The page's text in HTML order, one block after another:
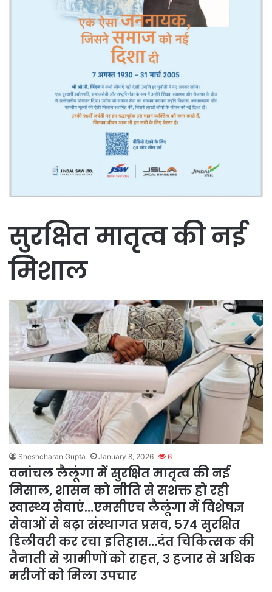
सुरक्षित मातृत्व की नई
मिशाल
Sheshcharan Gupta January 8, 2026 6
वनांचल लैलूंगा में सुरक्षित मातृत्व की नई
मिसाल, शासन को नीति से सशक्त हो रही
स्वास्थ्य सेवाएं…एमसीएच लैलूंगा में विशेषज्ञ
सेवाओं से बढ़ा संस्थागत प्रसव, 574 सुरक्षित
डिलीवरी कर रचा इतिहास…दंत चिकित्सक की
तैनाती से ग्रामीणों को राहत, 3 हजार से अधिक
मरीजों को मिला उपचार